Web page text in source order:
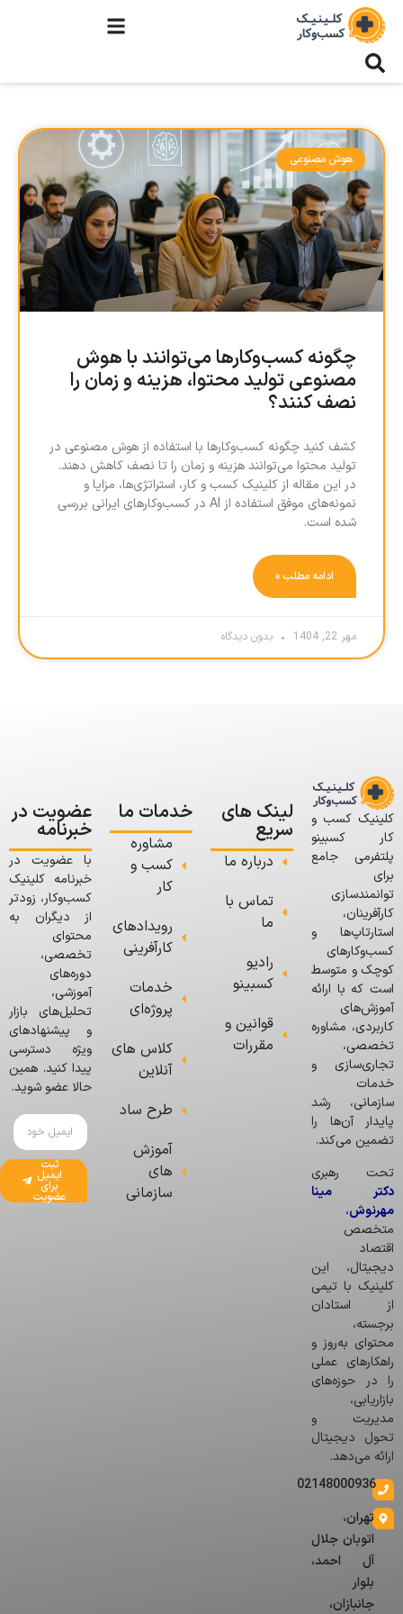
هوش مصنوعی
چگونه کسب‌وکارها می‌توانند با هوش
مصنوعی تولید محتوا، هزینه و زمان را
نصف کنند؟
کشف کنید چگونه کسب‌وکارها با استفاده از هوش مصنوعی در
تولید محتوا می‌توانند هزینه و زمان را تا نصف کاهش دهند.
در این مقاله از کلینیک کسب و کار، استراتژی‌ها، مزایا و
نمونه‌های موفق استفاده از AI در کسب‌وکارهای ایرانی بررسی
شده است.
ادامه مطلب »
مهر 22, 1404 بدون دیدگاه
کلینیک کسب و
کار کسبینو
پلتفرمی جامع
برای
توانمندسازی
کارآفرینان،
استارتاپ‌ها و
کسب‌وکارهای
کوچک و متوسط
است که با ارائه
آموزش‌های
کاربردی، مشاوره
تخصصی،
تجاری‌سازی و
خدمات
سازمانی، رشد
پایدار آن‌ها را
تضمین می‌کند.
تحت رهبری
دکتر مینا
مهرنوش،
متخصص
اقتصاد
دیجیتال، این
کلینیک با تیمی
از استادان
برجسته،
محتوای به‌روز و
راهکارهای عملی
را در حوزه‌های
بازاریابی،
مدیریت و
تحول دیجیتال
ارائه می‌دهد.
02148000936
تهران،
اتوبان جلال
آل احمد،
بلوار
جانبازان،
لینک های
سریع
درباره ما
تماس با
ما
رادیو
کسبینو
قوانین و
مقررات
خدمات ما
مشاوره
کسب و
کار
رویدادهای
کارآفرینی
خدمات
پروژه‌ای
کلاس های
آنلاین
طرح ساد
آموزش
های
سازمانی
عضویت در
خبرنامه
با عضویت در
خبرنامه کلینیک
کسب‌وکار، زودتر
از دیگران به
محتوای
تخصصی،
دوره‌های
آموزشی،
تحلیل‌های بازار
و پیشنهادهای
ویژه دسترسی
پیدا کنید. همین
حالا عضو شوید.
ثبت
ایمیل
برای
عضویت